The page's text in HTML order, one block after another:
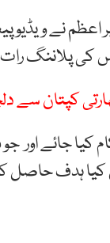
اعظم نے
کی پلاننگ رات
کپتان
کیا جائے اور
کیا ہدف حاصل